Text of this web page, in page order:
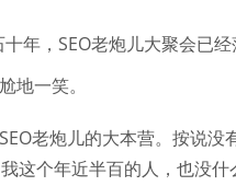
已
地一笑。
老炮儿的大本营。按说
这个年近半百的人，也没